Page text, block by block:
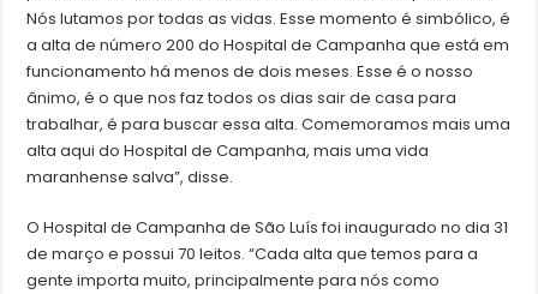
Nós lutamos por todas as vidas. Esse momento é simbólico, é
a alta de número 200 do Hospital de Campanha que está em
funcionamento há menos de dois meses. Esse é o nosso
ânimo, é o que nos faz todos os dias sair de casa para
trabalhar, é para buscar essa alta. Comemoramos mais uma
alta aqui do Hospital de Campanha, mais uma vida
maranhense salva”, disse.
O Hospital de Campanha de São Luís foi inaugurado no dia 31
de março e possui 70 leitos. “Cada alta que temos para a
gente importa muito, principalmente para nós como